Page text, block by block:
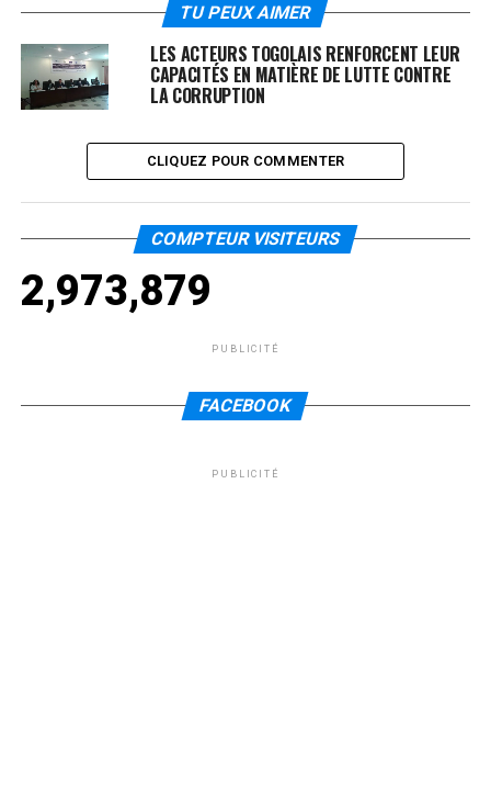
TU PEUX AIMER
LES ACTEURS TOGOLAIS RENFORCENT LEUR
CAPACITÉS EN MATIÈRE DE LUTTE CONTRE
LA CORRUPTION
CLIQUEZ POUR COMMENTER
COMPTEUR VISITEURS
2,973,879
PUBLICITÉ
FACEBOOK
PUBLICITÉ